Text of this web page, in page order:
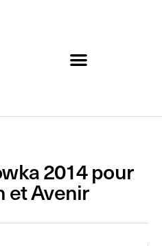
2014 pour
et Avenir